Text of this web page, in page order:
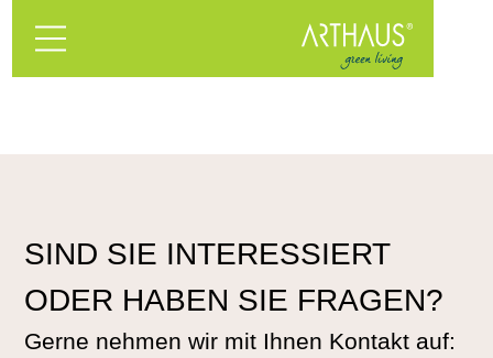
SIND SIE INTERESSIERT
ODER HABEN SIE FRAGEN?
Gerne nehmen wir mit Ihnen Kontakt auf: